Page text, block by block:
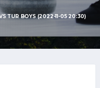
TUR BOYS (2022-11-05 20:30)